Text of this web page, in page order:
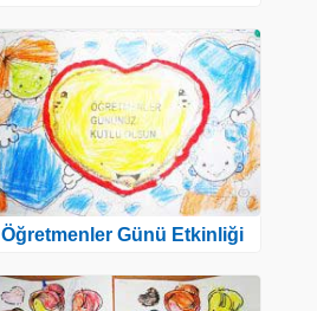
Öğretmenler Günü Etkinliği